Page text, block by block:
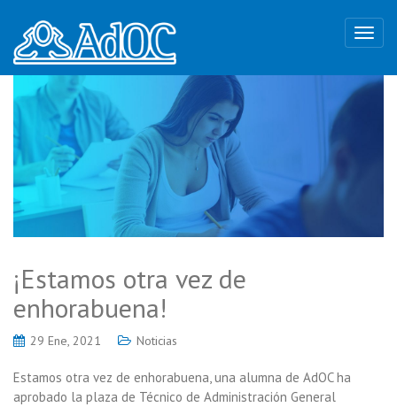
¡Estamos otra vez de
enhorabuena!
29 Ene, 2021 Noticias
Estamos otra vez de enhorabuena, una alumna de AdOC ha
aprobado la plaza de Técnico de Administración General